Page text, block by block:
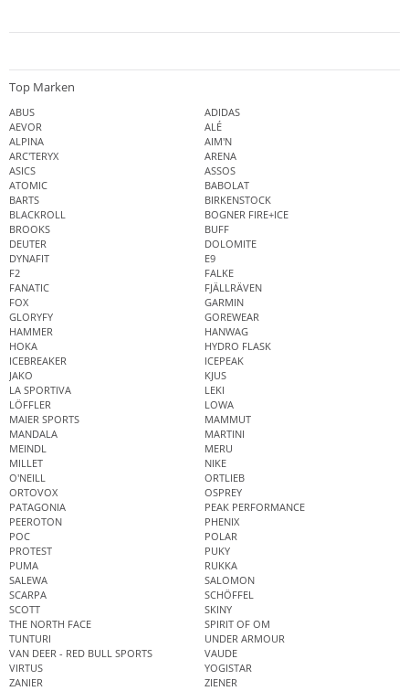
Top Marken
ABUS
ADIDAS
AEVOR
ALÉ
ALPINA
AIM'N
ARC'TERYX
ARENA
ASICS
ASSOS
ATOMIC
BABOLAT
BARTS
BIRKENSTOCK
BLACKROLL
BOGNER FIRE+ICE
BROOKS
BUFF
DEUTER
DOLOMITE
DYNAFIT
E9
F2
FALKE
FANATIC
FJÄLLRÄVEN
FOX
GARMIN
GLORYFY
GOREWEAR
HAMMER
HANWAG
HOKA
HYDRO FLASK
ICEBREAKER
ICEPEAK
JAKO
KJUS
LA SPORTIVA
LEKI
LÖFFLER
LOWA
MAIER SPORTS
MAMMUT
MANDALA
MARTINI
MEINDL
MERU
MILLET
NIKE
O'NEILL
ORTLIEB
ORTOVOX
OSPREY
PATAGONIA
PEAK PERFORMANCE
PEEROTON
PHENIX
POC
POLAR
PROTEST
PUKY
PUMA
RUKKA
SALEWA
SALOMON
SCARPA
SCHÖFFEL
SCOTT
SKINY
THE NORTH FACE
SPIRIT OF OM
TUNTURI
UNDER ARMOUR
VAN DEER - RED BULL SPORTS
VAUDE
VIRTUS
YOGISTAR
ZANIER
ZIENER